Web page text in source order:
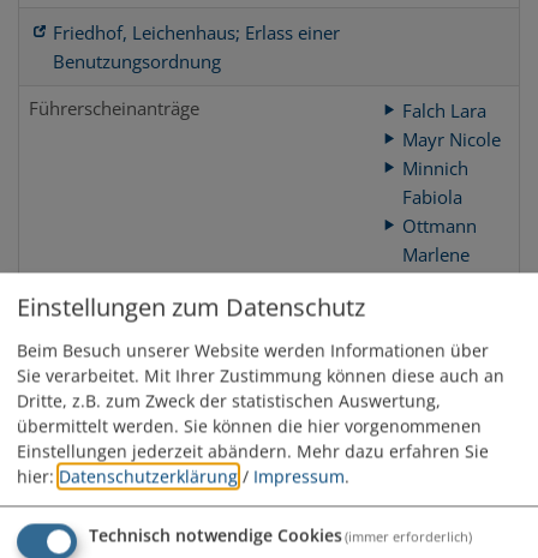
Friedhof, Leichenhaus; Erlass einer
Benutzungsordnung
Führerscheinanträge
Falch Lara
Mayr Nicole
Minnich
Fabiola
Ottmann
Marlene
Führungszeugnis
Falch Lara
Mayr Nicole
Minnich
Fabiola
Marlene
Steidle
Einstellungen zum Datenschutz
Beim Besuch unserer Website werden Informationen über
Sie verarbeitet. Mit Ihrer Zustimmung können diese auch an
Dritte, z.B. zum Zweck der statistischen Auswertung,
übermittelt werden. Sie können die hier vorgenommenen
Einstellungen jederzeit abändern. Mehr dazu erfahren Sie
hier: Datenschutzerklärung / Impressum.
Technisch notwendige Cookies(immer erforderlich)